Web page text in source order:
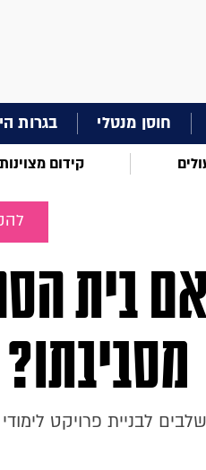
חוסן מנטלי בגרות
קידום מצוינות
בית